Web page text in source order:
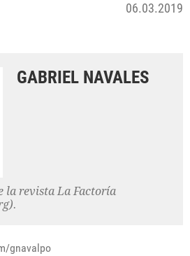
06.03.2019
GABRIEL NAVALES
la revista La Factoría
gnavalpo